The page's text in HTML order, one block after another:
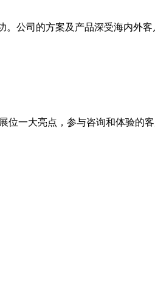
公司的方案及产品深受海内外客
位一大亮点，参与咨询和体验的客